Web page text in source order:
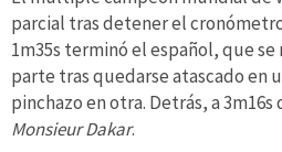
parcial tras detener el cronómetro
1m35s terminó el español, que
parte tras quedarse atascado en
pinchazo en otra. Detrás, a
Monsieur Dakar.